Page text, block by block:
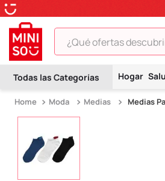
¿Qué ofertas
Hogar
Moda Medias Medias
TÉRMINOS MÁS
2.
hello kitty